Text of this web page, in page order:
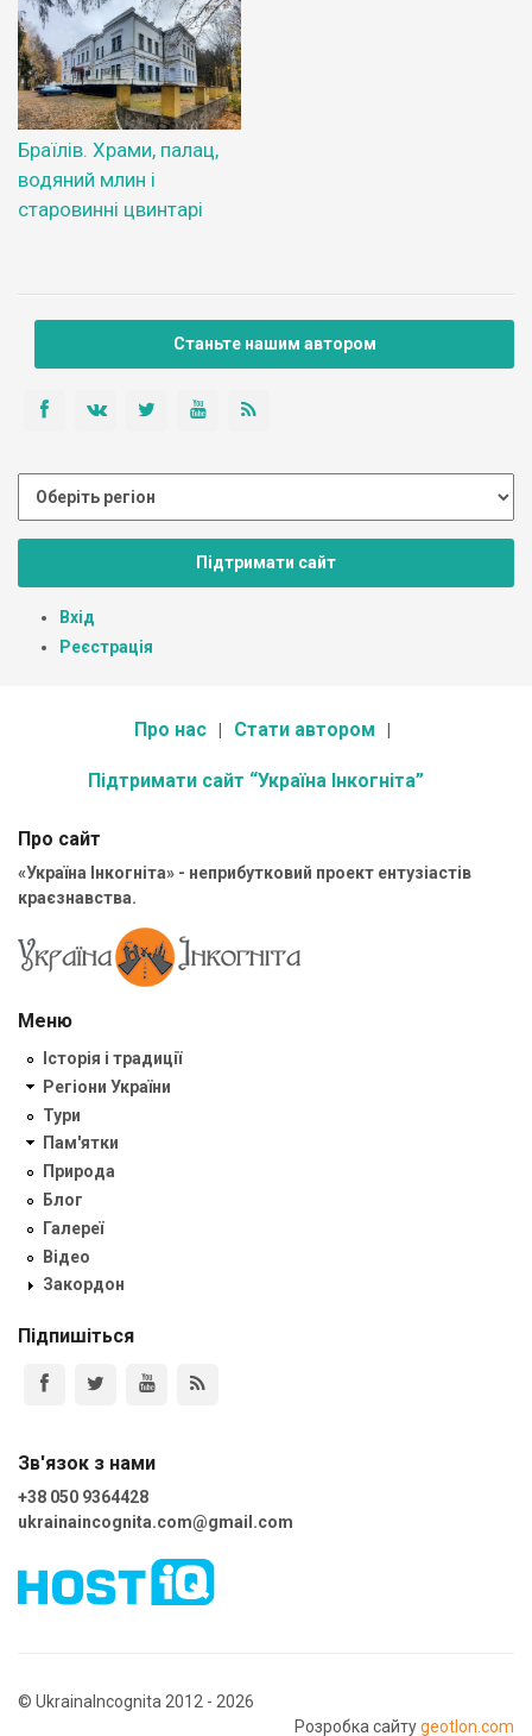
Браїлів. Храми, палац,
водяний млин і
старовинні цвинтарі
Станьте нашим автором
Підтримати сайт
Вхід
Реєстрація
Про нас Стати автором
Підтримати сайт “Україна Інкогніта”
Про сайт
«Україна Інкогніта» - неприбутковий проект ентузіастів
краєзнавства.
Меню
Історія і традиції
Регіони України
Тури
Пам'ятки
Природа
Блог
Галереї
Відео
Закордон
Підпишіться
Зв'язок з нами
+38 050 9364428
ukrainaincognita.com@gmail.com
© UkrainaIncognita 2012 - 2026
Розробка сайтуgeotlon.com